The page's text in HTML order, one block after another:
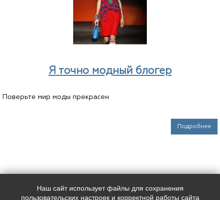
Я точно модный блогер
Поверьте мир моды прекрасен
Подробнее
Наш адрес: Контакты:
Наш сайт использует файлы для сохранения
пользовательских настроек и корректной работы сайта